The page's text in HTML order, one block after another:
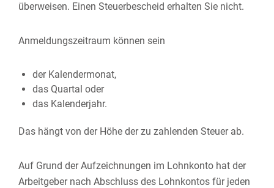
überweisen. Einen Steuerbescheid erhalten Sie nicht.
Anmeldungszeitraum können sein
der Kalendermonat,
das Quartal oder
das Kalenderjahr.
Das hängt von der Höhe der zu zahlenden Steuer ab.
Auf Grund der Aufzeichnungen im Lohnkonto hat der
Arbeitgeber nach Abschluss des Lohnkontos für jeden